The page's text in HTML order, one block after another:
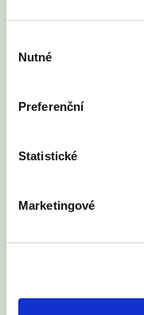
souhlasu
Nutné
Preferenční
Statistické
Marketingové